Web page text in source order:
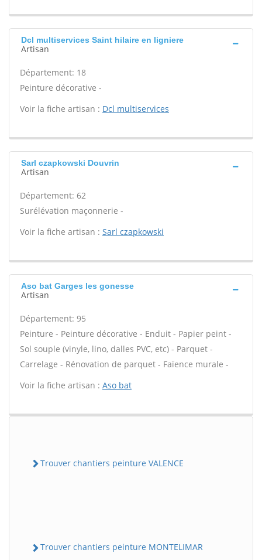
Dcl multiservices Saint hilaire en ligniere
Artisan
Département: 18
Peinture décorative -
Voir la fiche artisan : Dcl multiservices
Sarl czapkowski Douvrin
Artisan
Département: 62
Surélévation maçonnerie -
Voir la fiche artisan : Sarl czapkowski
Aso bat Garges les gonesse
Artisan
Département: 95
Peinture - Peinture décorative - Enduit - Papier peint -
Sol souple (vinyle, lino, dalles PVC, etc) - Parquet -
Carrelage - Rénovation de parquet - Faïence murale -
Voir la fiche artisan : Aso bat
Trouver chantiers peinture VALENCE
Trouver chantiers peinture MONTELIMAR